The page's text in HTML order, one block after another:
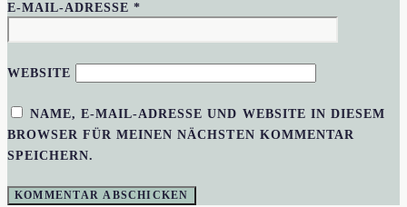
E-MAIL-ADRESSE*
WEBSITE
NAME, E-MAIL-ADRESSE UND WEBSITE IN DIESEM
BROWSER FÜR MEINEN NÄCHSTEN KOMMENTAR
SPEICHERN.